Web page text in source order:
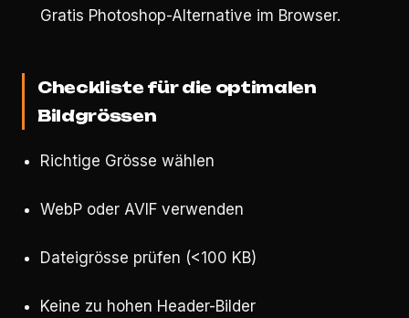
Gratis Photoshop-Alternative im Browser.
Checkliste für die optimalen
Bildgrössen
Richtige Grösse wählen
WebP oder AVIF verwenden
Dateigrösse prüfen (<100 KB)
Keine zu hohen Header-Bilder